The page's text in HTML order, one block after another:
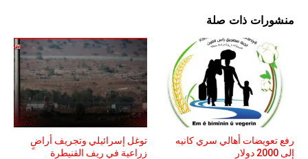
منشورات ذات صلة
رفع تعويضات أهالي سري كانيه
إلى 2000 دولار
توغل إسرائيلي وتجريف أراضٍ
زراعية في ريف القنيطرة